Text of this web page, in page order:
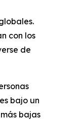
con los
de
bajo un
bajas